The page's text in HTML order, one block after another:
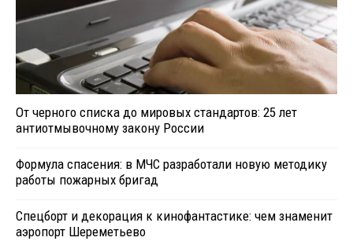
От черного списка до мировых стандартов: 25 лет
антиотмывочному закону России
Формула спасения: в МЧС разработали новую методику
работы пожарных бригад
Спецборт и декорация к кинофантастике: чем знаменит
аэропорт Шереметьево